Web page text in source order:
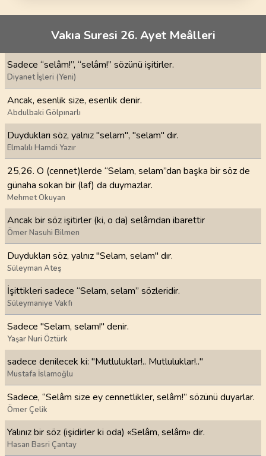
Vakıa Suresi 26. Ayet Meâlleri
Sadece “selâm!”, “selâm!” sözünü işitirler.
Diyanet İşleri (Yeni)
Ancak, esenlik size, esenlik denir.
Abdulbaki Gölpınarlı
Duydukları söz, yalnız "selam", "selam" dır.
Elmalılı Hamdi Yazır
25,26. O (cennet)lerde “Selam, selam”dan başka bir söz de
günaha sokan bir (laf) da duymazlar.
Mehmet Okuyan
Ancak bir söz işitirler (ki, o da) selâmdan ibarettir
Ömer Nasuhi Bilmen
Duydukları söz, yalnız "Selam, selam" dır.
Süleyman Ateş
İşittikleri sadece “Selam, selam” sözleridir.
Süleymaniye Vakfı
Sadece "Selam, selam!" denir.
Yaşar Nuri Öztürk
sadece denilecek ki: "Mutluluklar!.. Mutluluklar!.."
Mustafa İslamoğlu
Sadece, “Selâm size ey cennetlikler, selâm!” sözünü duyar­lar.
Ömer Çelik
Yalınız bir söz (işidirler ki oda) «Selâm, selâm» dir.
Hasan Basri Çantay